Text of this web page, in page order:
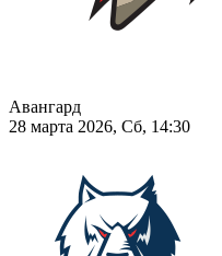
Авангард
28 марта 2026, Сб, 14:30